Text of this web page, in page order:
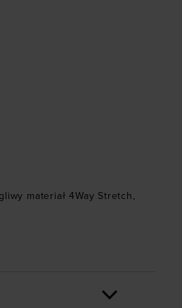
materiał 4Way Stretch,